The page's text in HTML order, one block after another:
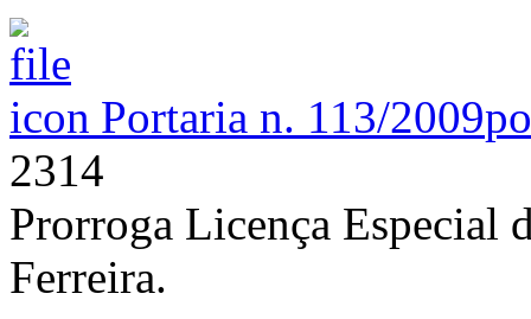
Portaria n. 113/2009
2314
Prorroga Licença Especial
Ferreira.